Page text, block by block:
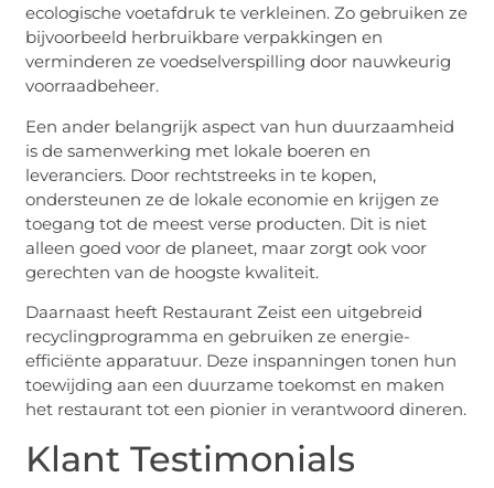
ecologische voetafdruk te verkleinen. Zo gebruiken ze
bijvoorbeeld herbruikbare verpakkingen en
verminderen ze voedselverspilling door nauwkeurig
voorraadbeheer.
Een ander belangrijk aspect van hun duurzaamheid
is de samenwerking met lokale boeren en
leveranciers. Door rechtstreeks in te kopen,
ondersteunen ze de lokale economie en krijgen ze
toegang tot de meest verse producten. Dit is niet
alleen goed voor de planeet, maar zorgt ook voor
gerechten van de hoogste kwaliteit.
Daarnaast heeft Restaurant Zeist een uitgebreid
recyclingprogramma en gebruiken ze energie-
efficiënte apparatuur. Deze inspanningen tonen hun
toewijding aan een duurzame toekomst en maken
het restaurant tot een pionier in verantwoord dineren.
Klant Testimonials